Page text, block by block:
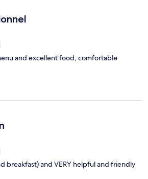
and excellent food, comfortable
breakfast) and VERY helpful and friendly